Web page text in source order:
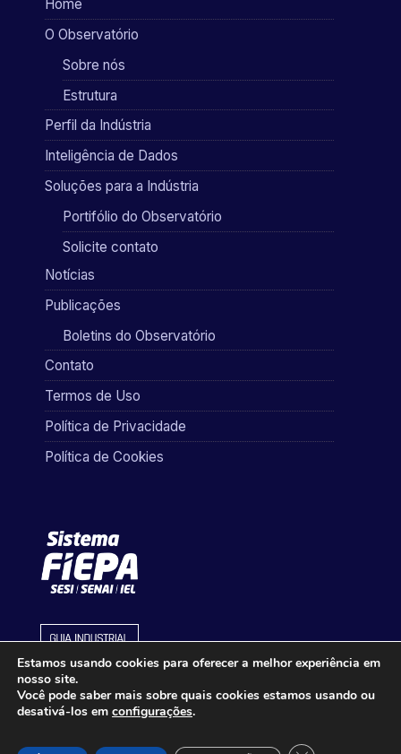
Home
O Observatório
Sobre nós
Estrutura
Perfil da Indústria
Inteligência de Dados
Soluções para a Indústria
Portifólio do Observatório
Solicite contato
Notícias
Publicações
Boletins do Observatório
Contato
Termos de Uso
Política de Privacidade
Política de Cookies
Estamos usando cookies para oferecer a melhor experiência em
nosso site.
Você pode saber mais sobre quais cookies estamos usando ou
desativá-los em configurações.